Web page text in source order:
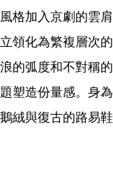
格加入京劇的雲
領化為繁複層次
的弧度和不對稱
塑造份量感。身
絨與復古的路易